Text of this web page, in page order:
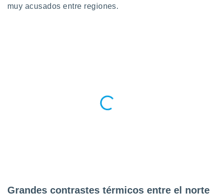
muy acusados entre regiones.
Grandes contrastes térmicos entre el norte